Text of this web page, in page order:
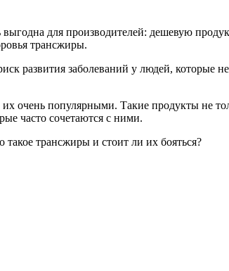
для производителей: дешевую
трансжиры.
развития заболеваний у людей, которые
их очень популярными. Такие продукты не
часто сочетаются с ними.